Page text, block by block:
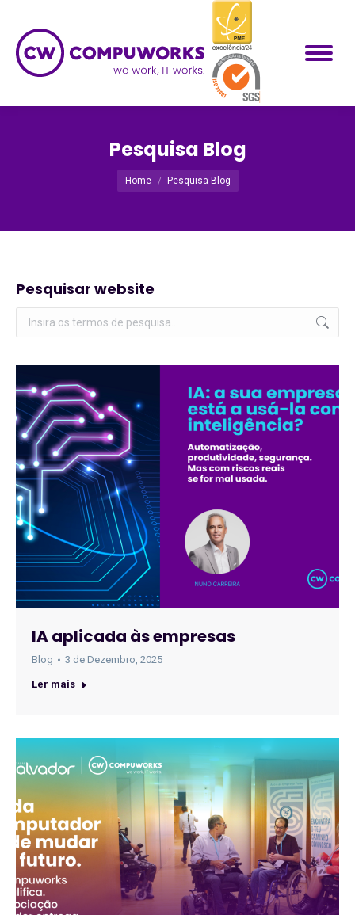
Pesquisa Blog
Você está aqui:
Home Pesquisa Blog
Pesquisar website
Pesquisar:
IA aplicada às empresas
Blog 3 de Dezembro, 2025
Ler mais